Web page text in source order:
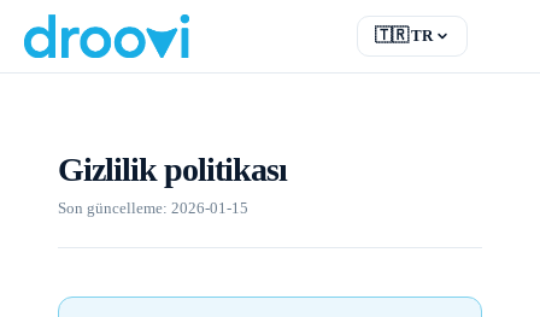
🇹🇷TR
Gizlilik politikası
Son güncelleme: 2026-01-15